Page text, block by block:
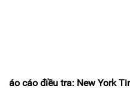
Báo cáo điều tra: New York